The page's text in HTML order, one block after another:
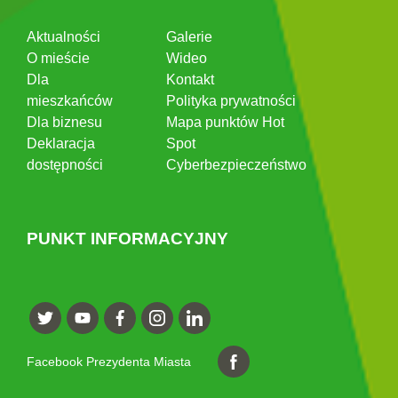
Aktualności
O mieście
Dla
mieszkańców
Dla biznesu
Deklaracja
dostępności
Galerie
Wideo
Kontakt
Polityka prywatności
Mapa punktów Hot
Spot
Cyberbezpieczeństwo
PUNKT INFORMACYJNY
Facebook Prezydenta Miasta